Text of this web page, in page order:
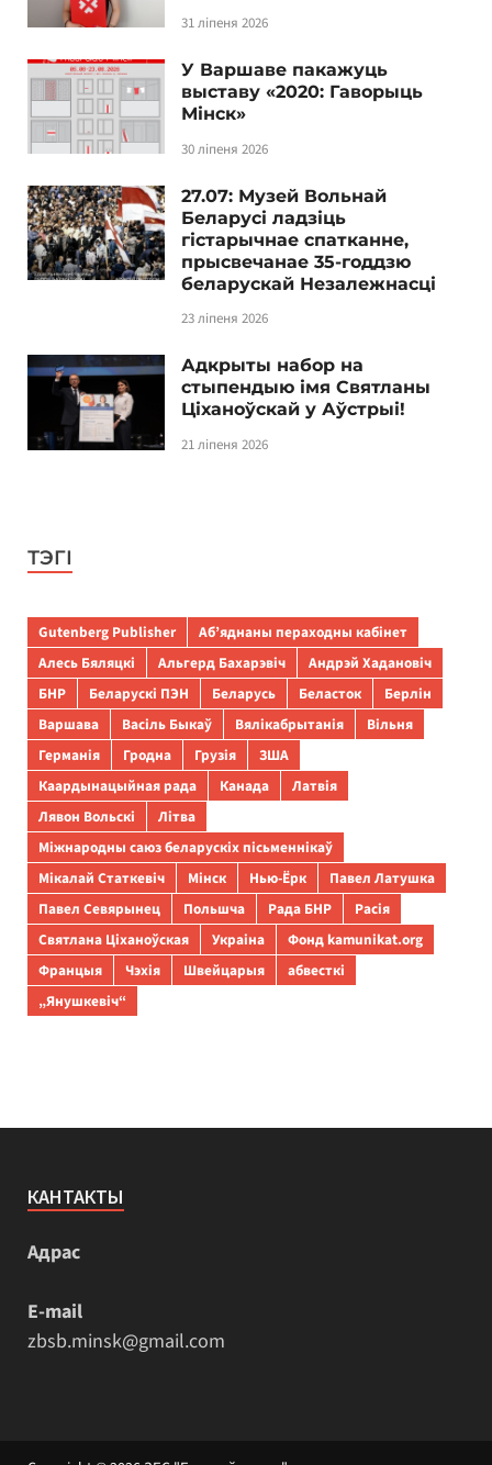
31 ліпеня 2026
У Варшаве пакажуць
выставу «2020: Гаворыць
Мінск»
30 ліпеня 2026
27.07: Музей Вольнай
Беларусі ладзіць
гістарычнае спатканне,
прысвечанае 35-годдзю
беларускай Незалежнасці
23 ліпеня 2026
Адкрыты набор на
стыпендыю імя Святланы
Ціханоўскай у Аўстрыі!
21 ліпеня 2026
ТЭГІ
Gutenberg Publisher
Аб’яднаны пераходны кабінет
Алесь Бяляцкі
Альгерд Бахарэвіч
Андрэй Хадановіч
БНР
Беларускі ПЭН Беларусь Беласток
Берлін
Варшава
Васіль Быкаў Вялікабрытанія
Вільня
Германія
Гродна Грузія
ЗША
Каардынацыйная рада
Канада
Латвія
Лявон Вольскі
Літва
Міжнародны саюз беларускіх пісьменнікаў
Мікалай Статкевіч
Мінск Нью-Ёрк
Павел Латушка
Павел Севярынец
Польшча Рада БНР
Расія
Святлана Ціханоўская
Украіна
Фонд kamunikat.org
Францыя
Чэхія Швейцарыя
абвесткі
„Янушкевіч“
КАНТАКТЫ
Адрас
E-mail
zbsb.minsk@gmail.com